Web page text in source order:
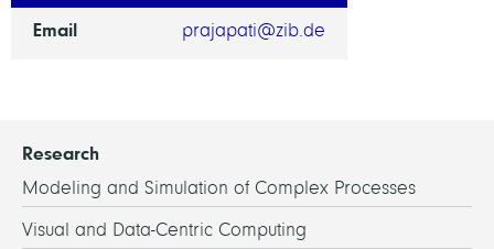
Email prajapati@zib.de
Research
Modeling and Simulation of Complex Processes
Visual and Data-Centric Computing